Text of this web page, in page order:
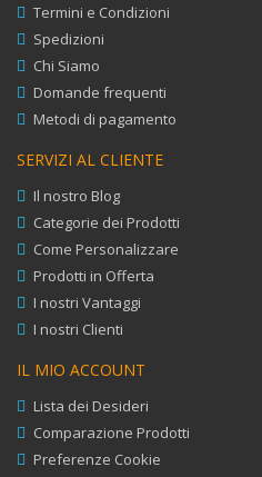
Termini e Condizioni
Spedizioni
Chi Siamo
Domande frequenti
Metodi di pagamento
SERVIZI AL CLIENTE
Il nostro Blog
Categorie dei Prodotti
Come Personalizzare
Prodotti in Offerta
I nostri Vantaggi
I nostri Clienti
IL MIO ACCOUNT
Lista dei Desideri
Comparazione Prodotti
Preferenze Cookie